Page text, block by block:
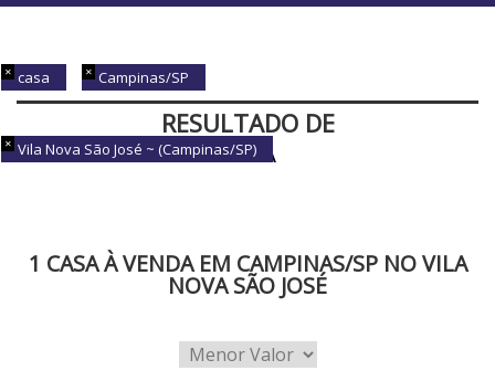
casa Campinas/SP
Vila Nova São José ~ (Campinas/SP)
RESULTADO DE
BUSCA
1 CASA À VENDA EM CAMPINAS/SP NO VILA
NOVA SÃO JOSÉ